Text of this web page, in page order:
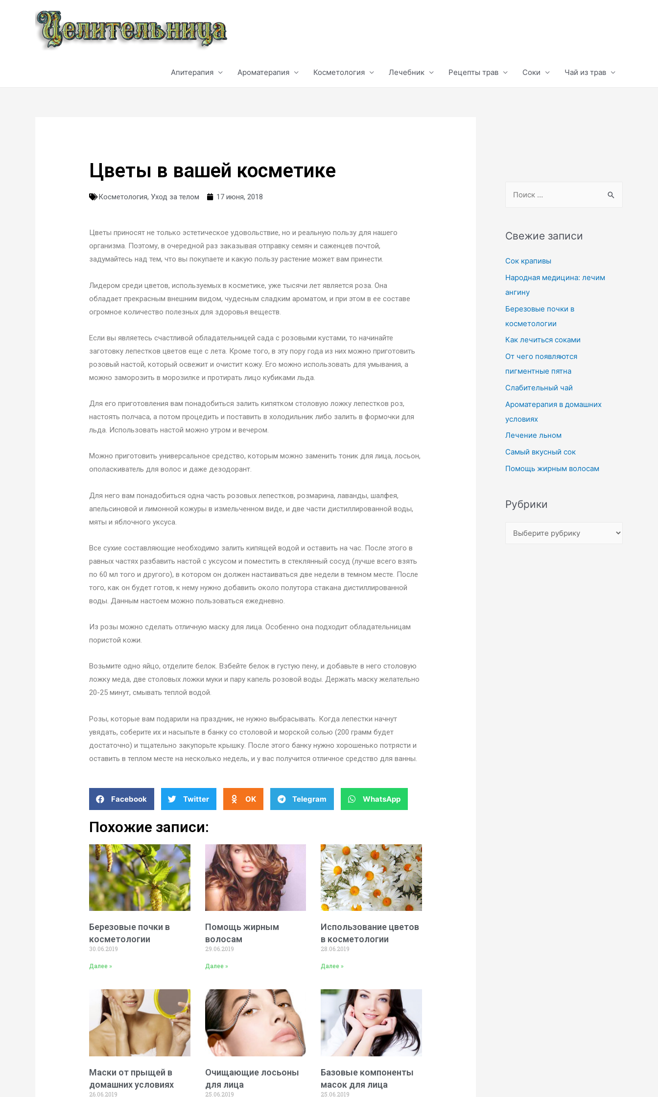
Апитерапия Ароматерапия Косметология Лечебник Рецепты трав Соки Чай из трав
Цветы в вашей косметике
Косметология,Уход за телом 17 июня, 2018
Цветы приносят не только эстетическое удовольствие, но и реальную пользу для нашего
организма. Поэтому, в очередной раз заказывая отправку семян и саженцев почтой,
задумайтесь над тем, что вы покупаете и какую пользу растение может вам принести.
Лидером среди цветов, используемых в косметике, уже тысячи лет является роза. Она
обладает прекрасным внешним видом, чудесным сладким ароматом, и при этом в ее составе
огромное количество полезных для здоровья веществ.
Если вы являетесь счастливой обладательницей сада с розовыми кустами, то начинайте
заготовку лепестков цветов еще с лета. Кроме того, в эту пору года из них можно приготовить
розовый настой, который освежит и очистит кожу. Его можно использовать для умывания, а
можно заморозить в морозилке и протирать лицо кубиками льда.
Для его приготовления вам понадобиться залить кипятком столовую ложку лепестков роз,
настоять полчаса, а потом процедить и поставить в холодильник либо залить в формочки для
льда. Использовать настой можно утром и вечером.
Можно приготовить универсальное средство, которым можно заменить тоник для лица, лосьон,
ополаскиватель для волос и даже дезодорант.
Для него вам понадобиться одна часть розовых лепестков, розмарина, лаванды, шалфея,
апельсиновой и лимонной кожуры в измельченном виде, и две части дистиллированной воды,
мяты и яблочного уксуса.
Все сухие составляющие необходимо залить кипящей водой и оставить на час. После этого в
равных частях разбавить настой с уксусом и поместить в стеклянный сосуд (лучше всего взять
по 60 мл того и другого), в котором он должен настаиваться две недели в темном месте. После
того, как он будет готов, к нему нужно добавить около полутора стакана дистиллированной
воды. Данным настоем можно пользоваться ежедневно.
Из розы можно сделать отличную маску для лица. Особенно она подходит обладательницам
пористой кожи.
Возьмите одно яйцо, отделите белок. Взбейте белок в густую пену, и добавьте в него столовую
ложку меда, две столовых ложки муки и пару капель розовой воды. Держать маску желательно
20-25 минут, смывать теплой водой.
Розы, которые вам подарили на праздник, не нужно выбрасывать. Когда лепестки начнут
увядать, соберите их и насыпьте в банку со столовой и морской солью (200 грамм будет
достаточно) и тщательно закупорьте крышку. После этого банку нужно хорошенько потрясти и
оставить в теплом месте на несколько недель, и у вас получится отличное средство для ванны.
Facebook Twitter OK Telegram WhatsApp
Похожие записи:
Березовые почки в
косметологии
30.06.2019
Далее »
Помощь жирным
волосам
29.06.2019
Далее »
Использование цветов
в косметологии
28.06.2019
Далее »
Маски от прыщей в
домашних условиях
26.06.2019
Очищающие лосьоны
для лица
25.06.2019
Базовые компоненты
масок для лица
25.06.2019
Свежие записи
Сок крапивы
Народная медицина: лечим
ангину
Березовые почки в
косметологии
Как лечиться соками
От чего появляются
пигментные пятна
Слабительный чай
Ароматерапия в домашних
условиях
Лечение льном
Самый вкусный сок
Помощь жирным волосам
Рубрики